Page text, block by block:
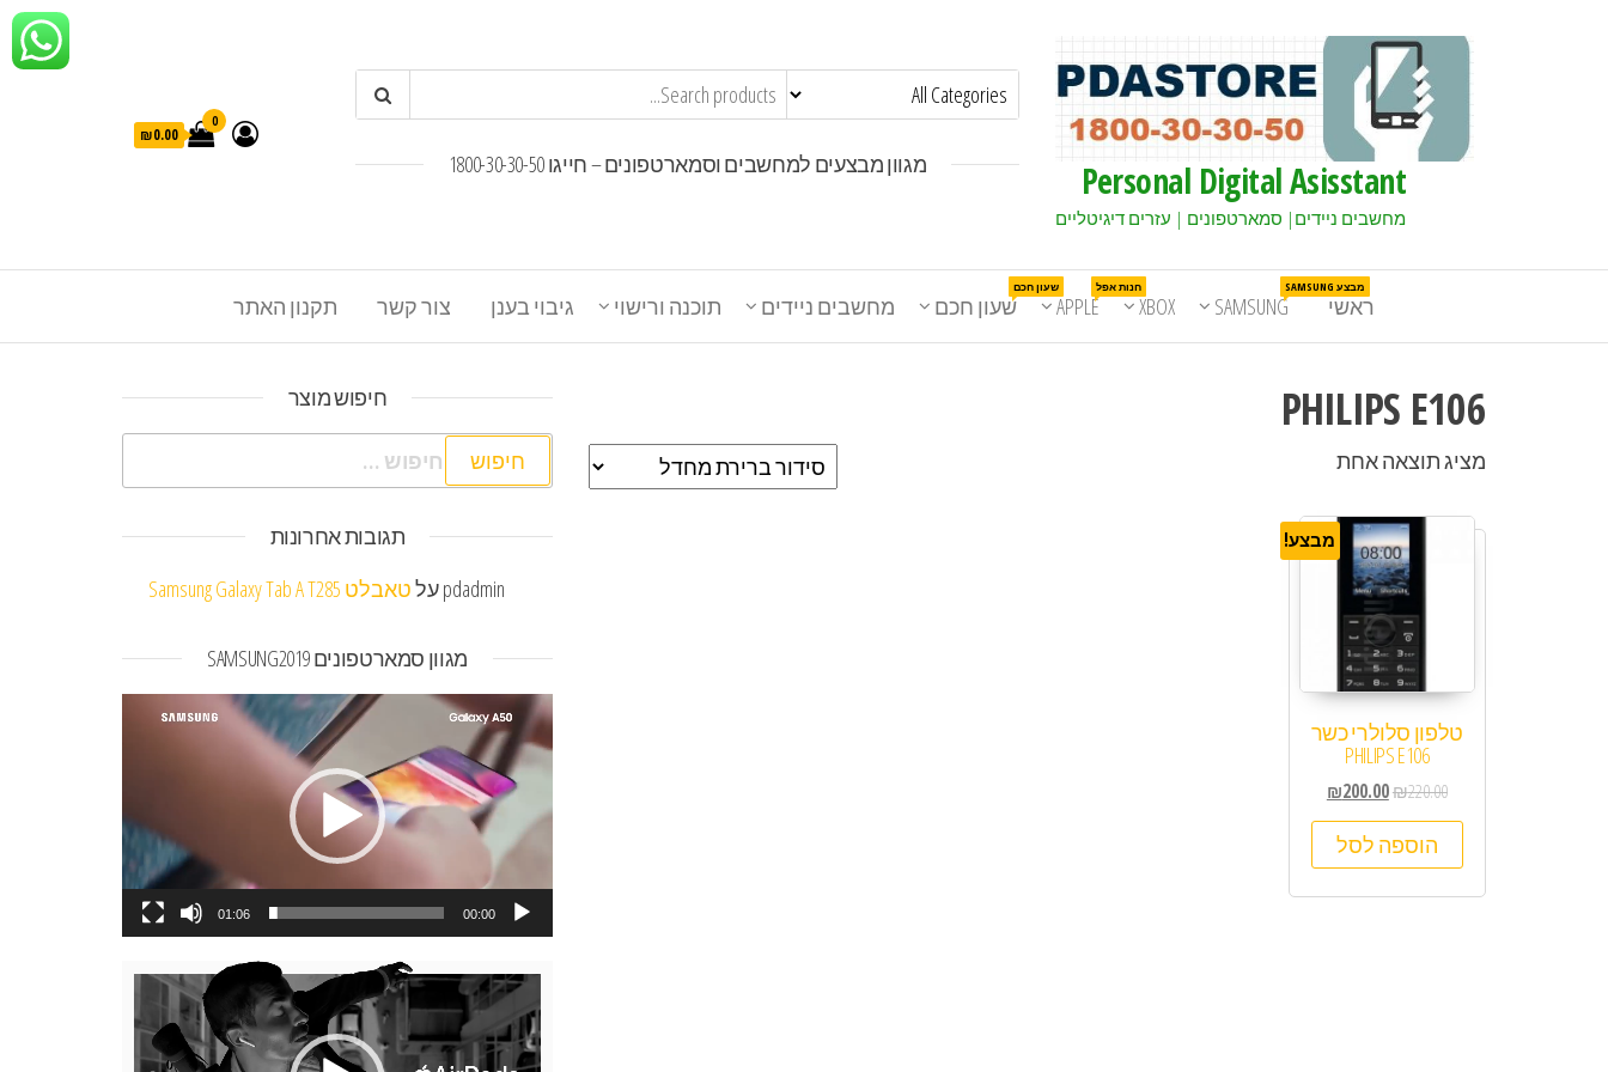
Personal Digital Asisstant
מחשבים ניידים| סמארטפונים | עזרים דיגיטליים
מגוון מבצעים למחשבים וסמארטפונים – חייגו 1800-30-30-50
0
₪0.00
ראשי SAMSUNG
מבצע SAMSUNG
XBOX
APPLE
חנות אפל
שעון חכם
שעון חכם
מחשבים ניידים תוכנה ורישוי גיבוי בענן צור קשר תקנון האתר
PHILIPS E106
מציג תוצאה אחת
מבצע!
טלפון סלולרי כשר
PHILIPS E106
₪220.00
₪200.00
הוספה לסל
חיפוש מוצר
חיפוש:
תגובות אחרונות
pdadminעלטאבלט Samsung Galaxy Tab A T285
מגוון סמארטפונים SAMSUNG2019
נגן
וידאו
00:00
01:06
נגן
וידאו